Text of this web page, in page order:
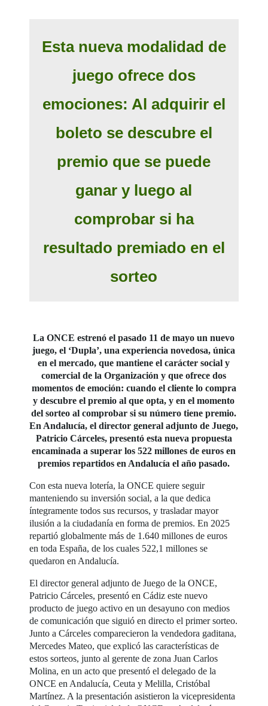
Esta nueva modalidad de
juego ofrece dos
emociones: Al adquirir el
boleto se descubre el
premio que se puede
ganar y luego al
comprobar si ha
resultado premiado en el
sorteo
La ONCE estrenó el pasado 11 de mayo un nuevo
juego, el ‘Dupla’, una experiencia novedosa, única
en el mercado, que mantiene el carácter social y
comercial de la Organización y que ofrece dos
momentos de emoción: cuando el cliente lo compra
y descubre el premio al que opta, y en el momento
del sorteo al comprobar si su número tiene premio.
En Andalucía, el director general adjunto de Juego,
Patricio Cárceles, presentó esta nueva propuesta
encaminada a superar los 522 millones de euros en
premios repartidos en Andalucía el año pasado.
Con esta nueva lotería, la ONCE quiere seguir
manteniendo su inversión social, a la que dedica
íntegramente todos sus recursos, y trasladar mayor
ilusión a la ciudadanía en forma de premios. En 2025
repartió globalmente más de 1.640 millones de euros
en toda España, de los cuales 522,1 millones se
quedaron en Andalucía.
El director general adjunto de Juego de la ONCE,
Patricio Cárceles, presentó en Cádiz este nuevo
producto de juego activo en un desayuno con medios
de comunicación que siguió en directo el primer sorteo.
Junto a Cárceles comparecieron la vendedora gaditana,
Mercedes Mateo, que explicó las características de
estos sorteos, junto al gerente de zona Juan Carlos
Molina, en un acto que presentó el delegado de la
ONCE en Andalucía, Ceuta y Melilla, Cristóbal
Martínez. A la presentación asistieron la vicepresidenta